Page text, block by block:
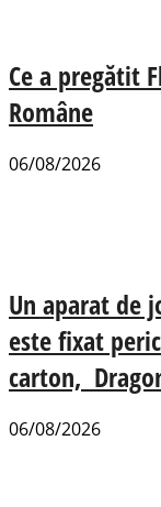
Ce a pregătit
Române
06/08/2026
Un aparat de
este fixat
carton,
06/08/2026